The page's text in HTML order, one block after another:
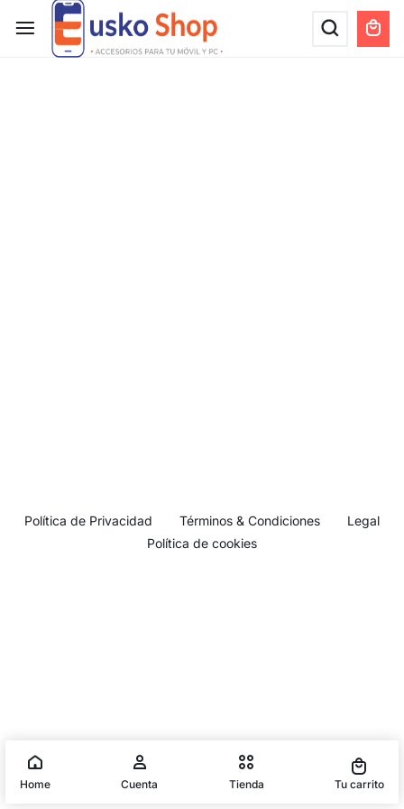
Política de Privacidad Términos & Condiciones
Legal
Política de cookies
Home Cuenta Tienda Tu carrito